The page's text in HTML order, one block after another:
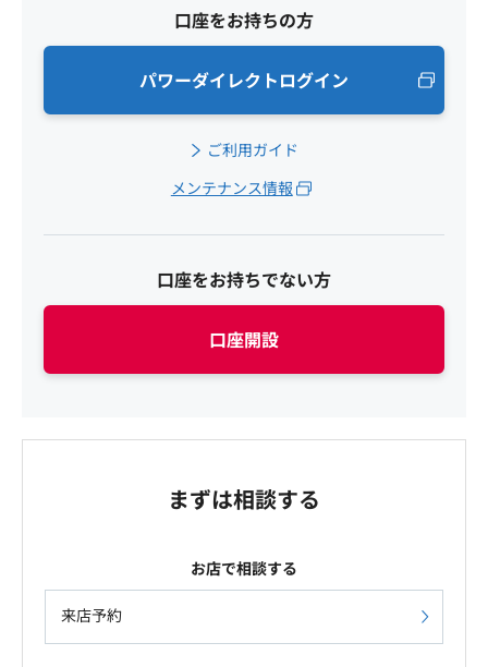
口座をお持ちの方
パワーダイレクトログイン
ご利用ガイド
メンテナンス情報
口座をお持ちでない方
口座開設
まずは相談する
お店で相談する
来店予約